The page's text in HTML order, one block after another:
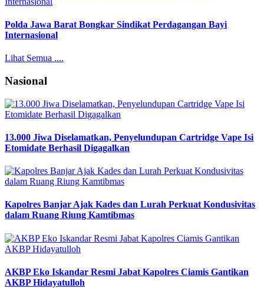
Polda Jawa Barat Bongkar Sindikat Perdagangan Bayi
Internasional
Lihat Semua ....
Nasional
13.000 Jiwa Diselamatkan, Penyelundupan Cartridge Vape Isi
Etomidate Berhasil Digagalkan
Kapolres Banjar Ajak Kades dan Lurah Perkuat Kondusivitas
dalam Ruang Riung Kamtibmas
AKBP Eko Iskandar Resmi Jabat Kapolres Ciamis Gantikan
AKBP Hidayatulloh